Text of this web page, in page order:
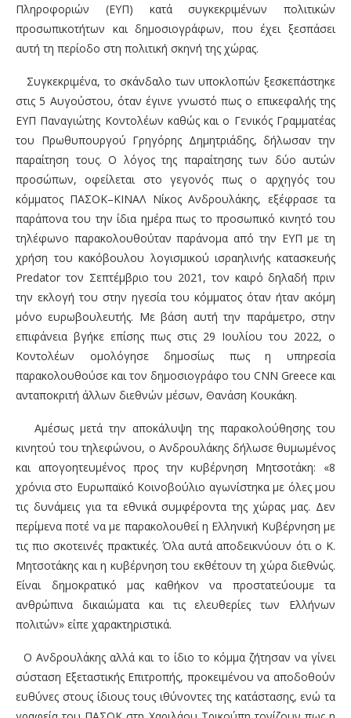
Πληροφοριών (ΕΥΠ) κατά συγκεκριμένων πολιτικών
προσωπικοτήτων και δημοσιογράφων, που έχει ξεσπάσει
αυτή τη περίοδο στη πολιτική σκηνή της χώρας.
Συγκεκριμένα, το σκάνδαλο των υποκλοπών ξεσκεπάστηκε
στις 5 Αυγούστου, όταν έγινε γνωστό πως ο επικεφαλής της
ΕΥΠ Παναγιώτης Κοντολέων καθώς και ο Γενικός Γραμματέας
του Πρωθυπουργού Γρηγόρης Δημητριάδης, δήλωσαν την
παραίτηση τους. Ο λόγος της παραίτησης των δύο αυτών
προσώπων, οφείλεται στο γεγονός πως ο αρχηγός του
κόμματος ΠΑΣΟΚ–ΚΙΝΑΛ Νίκος Ανδρουλάκης, εξέφρασε τα
παράπονα του την ίδια ημέρα πως το προσωπικό κινητό του
τηλέφωνο παρακολουθούταν παράνομα από την ΕΥΠ με τη
χρήση του κακόβουλου λογισμικού ισραηλινής κατασκευής
Predator τον Σεπτέμβριο του 2021, τον καιρό δηλαδή πριν
την εκλογή του στην ηγεσία του κόμματος όταν ήταν ακόμη
μόνο ευρωβουλευτής. Με βάση αυτή την παράμετρο, στην
επιφάνεια βγήκε επίσης πως στις 29 Ιουλίου του 2022, ο
Κοντολέων ομολόγησε δημοσίως πως η υπηρεσία
παρακολουθούσε και τον δημοσιογράφο του CNN Greece και
ανταποκριτή άλλων διεθνών μέσων, Θανάση Κουκάκη.
Αμέσως μετά την αποκάλυψη της παρακολούθησης του
κινητού του τηλεφώνου, ο Ανδρουλάκης δήλωσε θυμωμένος
και απογοητευμένος προς την κυβέρνηση Μητσοτάκη: «8
χρόνια στο Ευρωπαϊκό Κοινοβούλιο αγωνίστηκα με όλες μου
τις δυνάμεις για τα εθνικά συμφέροντα της χώρας μας. Δεν
περίμενα ποτέ να με παρακολουθεί η Ελληνική Κυβέρνηση με
τις πιο σκοτεινές πρακτικές. Όλα αυτά αποδεικνύουν ότι ο Κ.
Μητσοτάκης και η κυβέρνηση του εκθέτουν τη χώρα διεθνώς.
Είναι δημοκρατικό μας καθήκον να προστατεύουμε τα
ανθρώπινα δικαιώματα και τις ελευθερίες των Ελλήνων
πολιτών» είπε χαρακτηριστικά.
Ο Ανδρουλάκης αλλά και το ίδιο το κόμμα ζήτησαν να γίνει
σύσταση Εξεταστικής Επιτροπής, προκειμένου να αποδοθούν
ευθύνες στους ίδιους τους ιθύνοντες της κατάστασης, ενώ τα